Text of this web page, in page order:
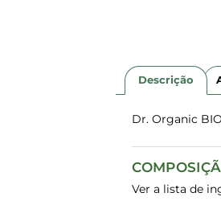
Descrição
Dr. Organic
Ver a lista de